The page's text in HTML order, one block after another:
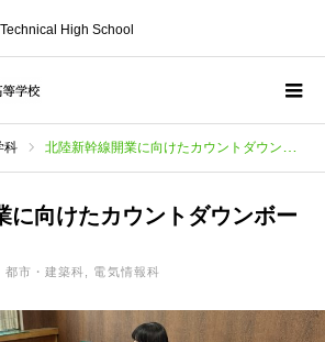
High School
科 北陸新幹線開業に向けたカウントダウンボード製作依頼
に向けたカウントダウンボー
都市・建築科 電気情報科